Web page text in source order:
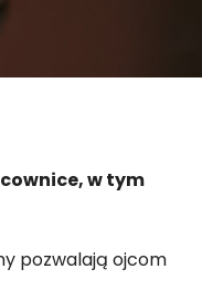
w tym
pozwalają ojcom